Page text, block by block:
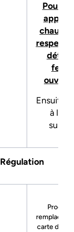
respecte
Ensuite,
à
Régulation
carte de